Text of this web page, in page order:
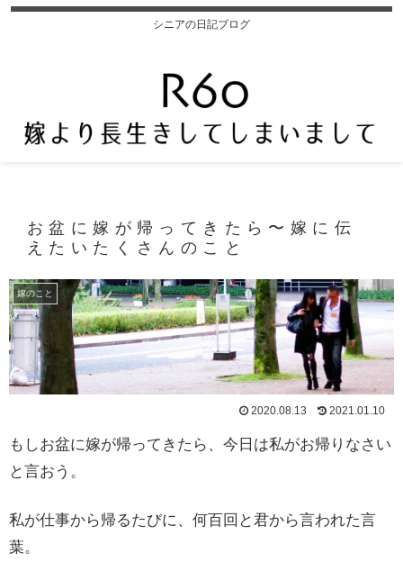
シニアの日記ブログ
お盆に嫁が帰ってきたら〜嫁に伝
えたいたくさんのこと
嫁のこと
2020.08.13 2021.01.10
もしお盆に嫁が帰ってきたら、今日は私がお帰りなさい
と言おう。
私が仕事から帰るたびに、何百回と君から言われた言
葉。